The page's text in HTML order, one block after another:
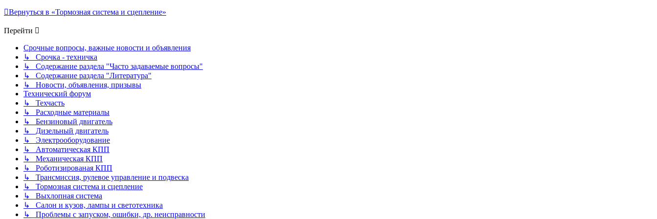
Вернуться в «Тормозная система и сцепление»
Перейти
Срочные вопросы, важные новости и объявления
↳ Срочка - техничка
↳ Содержание раздела "Часто задаваемые вопросы"
↳ Содержание раздела "Литература"
↳ Новости, объявления, призывы
Технический форум
↳ Техчасть
↳ Расходные материалы
↳ Бензиновый двигатель
↳ Дизельный двигатель
↳ Электрооборудование
↳ Автоматическая КПП
↳ Механическая КПП
↳ Роботизированая КПП
↳ Трансмиссия, рулевое управление и подвеска
↳ Тормозная система и сцепление
↳ Выхлопная система
↳ Салон и кузов, лампы и светотехника
↳ Проблемы с запуском, ошибки, др. неисправности